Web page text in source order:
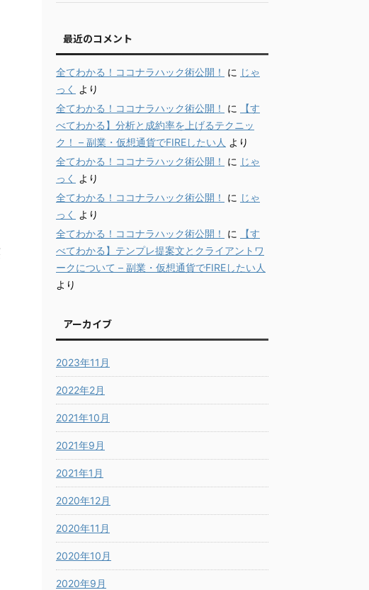
最近のコメント
全てわかる！ココナラハック術公開！ に じゃ
っく
より
全てわかる！ココナラハック術公開！
に
【す
べてわかる】分析と成約率を上げるテクニッ
ク！ – 副業・仮想通貨でFIREしたい人 より
全てわかる！ココナラハック術公開！
に じゃ
っく
より
全てわかる！ココナラハック術公開！
に じゃ
っく
より
全てわかる！ココナラハック術公開！
に
【す
べてわかる】テンプレ提案文とクライアントワ
ークについて – 副業・仮想通貨でFIREしたい人
より
アーカイブ
2023年11月
2022年2月
2021年10月
2021年9月
2021年1月
2020年12月
2020年11月
2020年10月
2020年9月